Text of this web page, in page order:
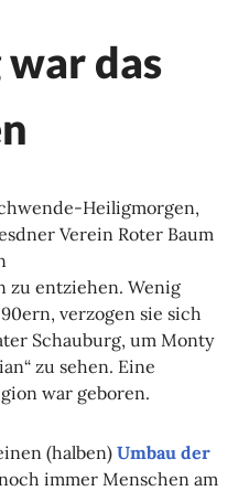
das
Heiligmorgen,
Verein Roter Baum
zu entziehen. Wenig
verzogen sie sich
Schauburg, um Monty
zu sehen. Eine
war geboren.
(halben)Umbau der
immer Menschen am